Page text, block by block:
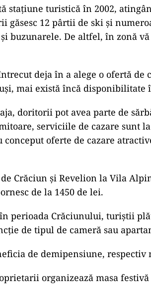
stațiune turistică în 2002,
găsesc 12 pârtii de ski și
buzunarele. De altfel, în zonă
deja în a alege o ofertă de
mai există încă disponibilitate
doritorii pot avea parte de
serviciile de cazare sunt
oferte de cazare
Crăciun și Revelion la Vila
de la 1450 de lei.
perioada Crăciunului, turiștii
de tipul de cameră sau
de demipensiune, respectiv
organizează masa